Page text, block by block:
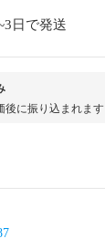
日で発送
後に振り込まれます